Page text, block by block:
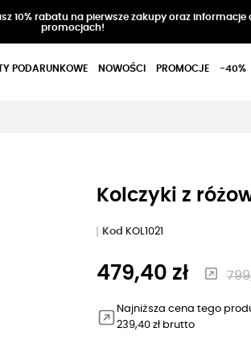
10% rabatu na pierwsze zakupy oraz informacje
promocjach!
PODARUNKOWE NOWOŚCI PROMOCJE -40%
Kolczyki z
Kod KOL1021
479,40 zł
Najniższa cena tego
239,40 zł brutto